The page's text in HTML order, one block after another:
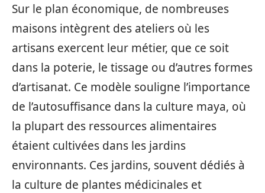
Sur le plan économique, de nombreuses
maisons intègrent des ateliers où les
artisans exercent leur métier, que ce soit
dans la poterie, le tissage ou d’autres formes
d’artisanat. Ce modèle souligne l’importance
de l’autosuffisance dans la culture maya, où
la plupart des ressources alimentaires
étaient cultivées dans les jardins
environnants. Ces jardins, souvent dédiés à
la culture de plantes médicinales et